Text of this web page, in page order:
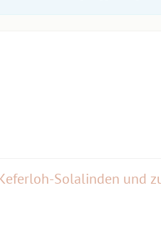
Solalinden und